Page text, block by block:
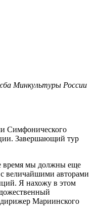
Минкультуры России
Симфонического
Завершающий тур
время мы должны еще
величайшими авторами
Я нахожу в этом
Мариинского